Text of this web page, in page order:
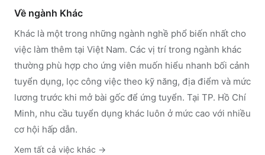
Về ngành Khác
Khác là một trong những ngành nghề phổ biến nhất cho
việc làm thêm tại Việt Nam. Các vị trí trong ngành khác
thường phù hợp cho ứng viên muốn hiểu nhanh bối cảnh
tuyển dụng, lọc công việc theo kỹ năng, địa điểm và mức
lương trước khi mở bài gốc để ứng tuyển. Tại TP. Hồ Chí
Minh, nhu cầu tuyển dụng khác luôn ở mức cao với nhiều
cơ hội hấp dẫn.
Xem tất cả việc khác →